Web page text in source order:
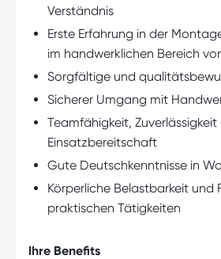
Verständnis
Erste Erfahrung in der
im handwerklichen Bereich
Sorgfältige und
Sicherer Umgang mit
Teamfähigkeit, Zuverlässigkeit
Einsatzbereitschaft
Gute Deutschkenntnisse in
Körperliche Belastbarkeit und
praktischen Tätigkeiten
Ihre Benefits